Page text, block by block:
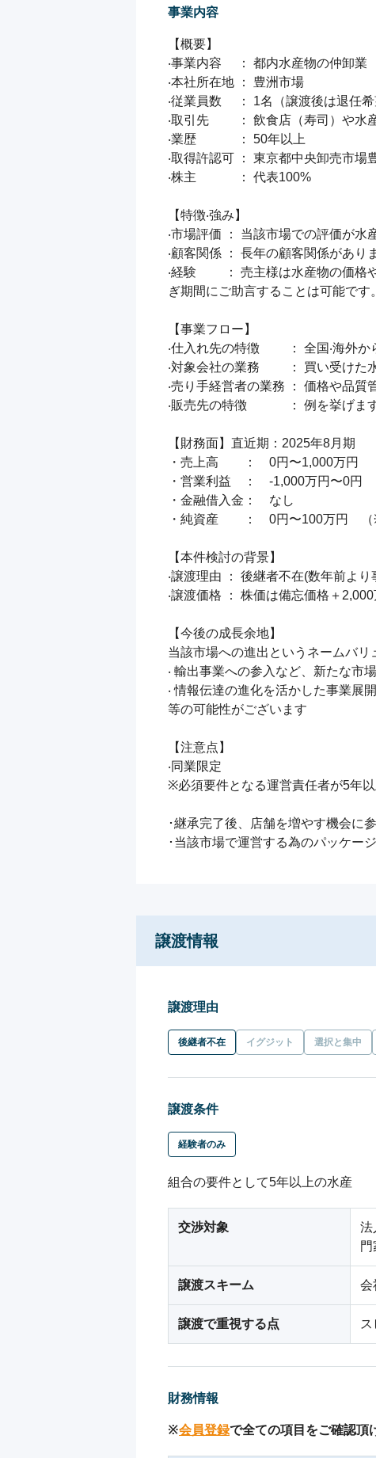
事業内容
【概要】
‧事業内容　 ： 都内水産物の仲卸業
‧本社所在地 ： 豊洲市場
‧従業員数 　： 1名（譲渡後は退任希
‧取引先 　　： 飲食店（寿司）や水
‧業歴 　　　： 50年以上
‧取得許認可 ： 東京都中央卸売市
‧株主 　　　： 代表100%
【特徴‧強み】
‧市場評価 ： 当該市場での評価が水
‧顧客関係 ： ⾧年の顧客関係があり
‧経験　　 ： 売主様は水産物の価
ぎ期間にご助言することは可能です。
【事業フロー】
‧仕⼊れ先の特徴　　 ： 全国‧海外
‧対象会社の業務　　 ： 買い受けた
‧売り手経営者の業務 ： 価格や品質
‧販売先の特徴 　　　： 例を挙げま
【財務面】直近期：2025年8月期
・売上高　　：　0円〜1,000万円
・営業利益　：　-1,000万円〜0円
・金融借入金：　なし
・純資産　　：　0円〜100万円　
【本件検討の背景】
‧譲渡理由 ： 後継者不在(数年前よ
‧譲渡価格 ： 株価は備忘価格＋
【今後の成⾧余地】
当該市場への進出というネームバリ
‧ 輸出事業への参⼊など、新たな市
‧ 情報伝達の進化を活かした事業展開
等の可能性がございます
【注意点】
‧同業限定
※必須要件となる運営責任者が5年
･継承完了後、店舗を増やす機会に
･当該市場で運営する為のパッケー
譲渡情報
譲渡理由
後継者不在 イグジット 選択と集中
譲渡条件
経験者のみ
組合の要件として5年以上の水産
交渉対象
法
門
譲渡スキーム 会
譲渡で重視する点 ス
財務情報
※会員登録で全ての項目をご確認頂